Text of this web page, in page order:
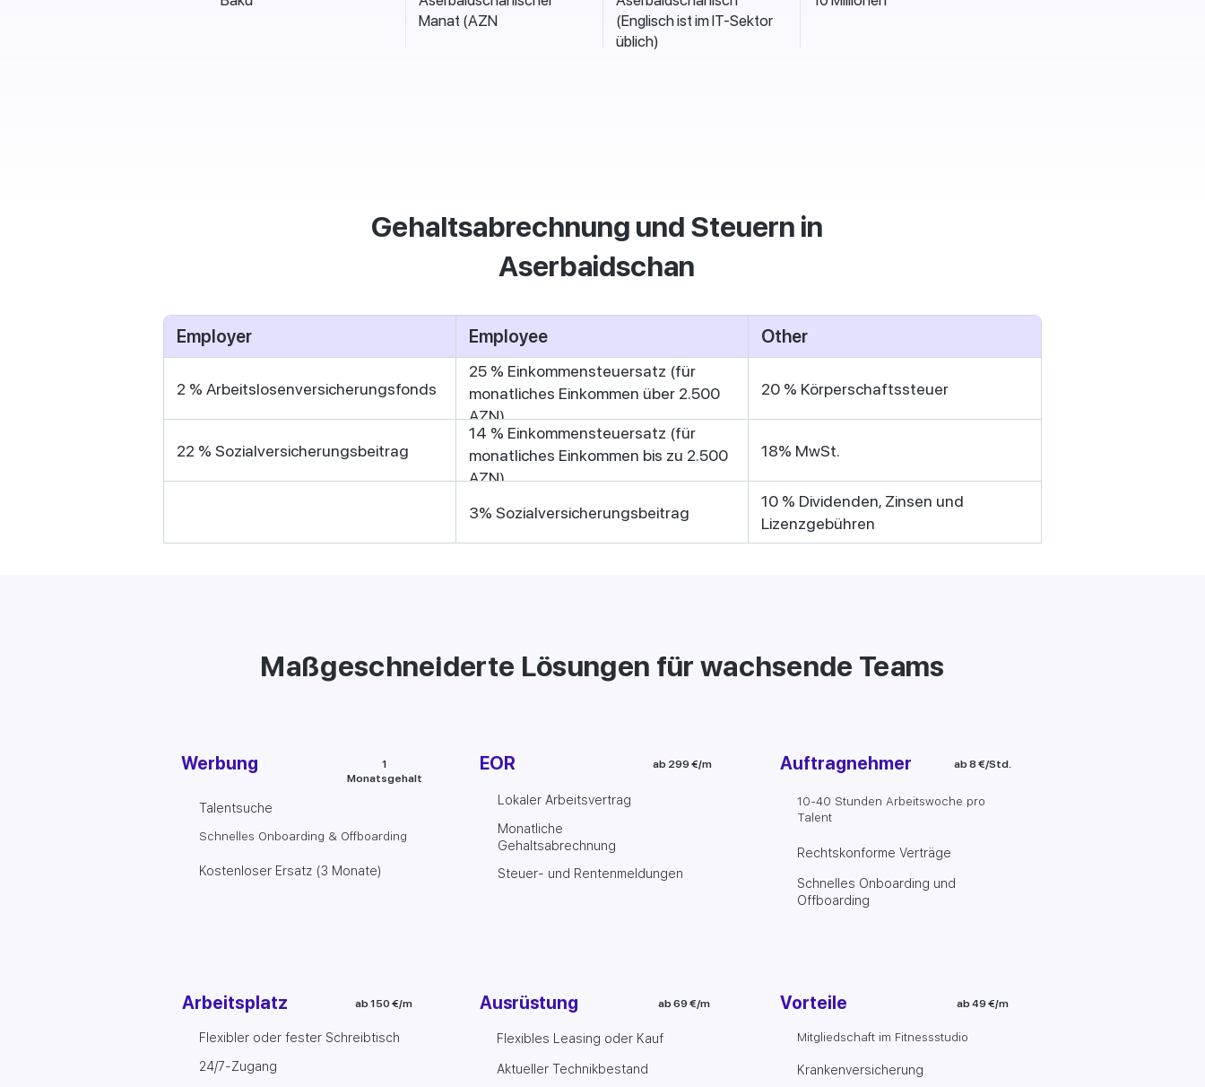
Manat (AZN
(Englisch ist im IT-Sektor
üblich)
Gehaltsabrechnung und Steuern in
Aserbaidschan
Employer Employee Other
2 % Arbeitslosenversicherungsfonds
25 % Einkommensteuersatz (für
monatliches Einkommen über 2.500
AZN)
20 % Körperschaftssteuer
22 % Sozialversicherungsbeitrag
14 % Einkommensteuersatz (für
monatliches Einkommen bis zu 2.500
AZN)
18% MwSt.
3% Sozialversicherungsbeitrag
10 % Dividenden, Zinsen und
Lizenzgebühren
Maßgeschneiderte Lösungen für wachsende Teams
Werbung
1
Monatsgehalt
Talentsuche
Schnelles Onboarding & Offboarding
Kostenloser Ersatz (3 Monate)
EOR ab 299 €/m
Lokaler Arbeitsvertrag
Monatliche
Gehaltsabrechnung
Steuer- und Rentenmeldungen
Auftragnehmer ab 8 €/Std.
10-40 Stunden Arbeitswoche pro
Talent
Rechtskonforme Verträge
Schnelles Onboarding und
Offboarding
Arbeitsplatz ab 150 €/m
Flexibler oder fester Schreibtisch
24/7-Zugang
Ausrüstung ab 69 €/m
Flexibles Leasing oder Kauf
Aktueller Technikbestand
Vorteile ab 49 €/m
Mitgliedschaft im Fitnessstudio
Krankenversicherung